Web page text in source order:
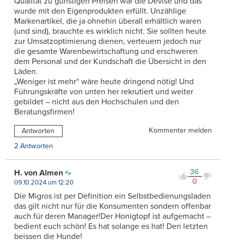
wurde mit den Eigenprodukten erfüllt. Unzählige
Markenartikel, die ja ohnehin überall erhältlich waren
(und sind), brauchte es wirklich nicht. Sie sollten heute
zur Umsatzoptimierung dienen, verteuern jedoch nur
die gesamte Warenbewirtschaftung und erschweren
dem Personal und der Kundschaft die Übersicht in den
Läden.
„Weniger ist mehr“ wäre heute dringend nötig! Und
Führungskräfte von unten her rekrutiert und weiter
gebildet – nicht aus den Hochschulen und den
Beratungsfirmen!
Antworten
Kommentar melden
2 Antworten
36
0
H. von Almen
09.10.2024 um 12:20
Die Migros ist per Definition ein Selbstbedienungsladen
das gilt nicht nur für die Konsumenten sondern offenbar
auch für deren Manager!Der Honigtopf ist aufgemacht –
bedient euch schön! Es hat solange es hat! Den letzten
beissen die Hunde!